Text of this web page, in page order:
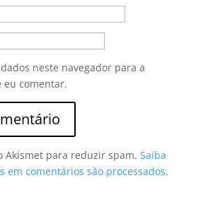
neste navegador para a
eu comentar.
Akismet para reduzir spam. Saiba
em comentários são processados.